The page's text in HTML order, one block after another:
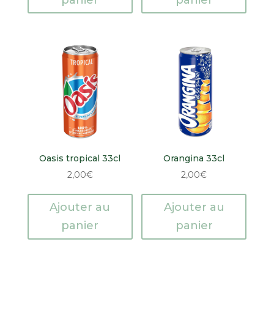
Oasis tropical 33cl
2,00€
Ajouter au
panier
Orangina 33cl
2,00€
Ajouter au
panier